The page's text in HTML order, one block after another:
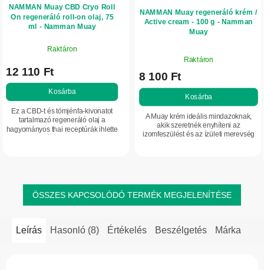
NAMMAN Muay CBD Cryo Roll
On regeneráló roll-on olaj, 75
ml - Namman Muay
Raktáron
12 110 Ft
Kosárba
Ez a CBD-t és tömjénfa-kivonatot
tartalmazó regeneráló olaj a
hagyományos thai receptúrák ihlette
NAMMAN Muay regeneráló krém /
Active cream - 100 g - Namman
Muay
átlagos
értékelése
5-
ből
csillag.
Raktáron
8 100 Ft
Kosárba
A Muay krém ideális mindazoknak,
akik szeretnék enyhíteni az
izomfeszülést és az ízületi merevség
ÖSSZES KAPCSOLÓDÓ TERMÉK MEGJELENÍTÉSE
Leírás Hasonló (8) Értékelés Beszélgetés Márka